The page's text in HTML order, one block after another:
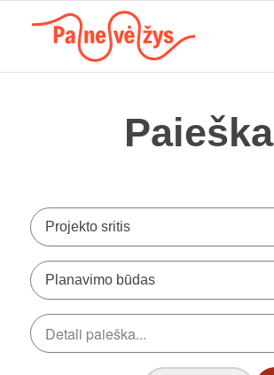
Paieška
Projekto sritis
Planavimo būdas